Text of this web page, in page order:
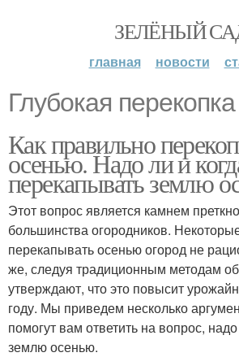
ЗЕЛЁНЫЙ
главная новости
Глубокая перекопка
Как правильно
осенью. Надо ли и
перекапывать землю
Этот вопрос является камнем
большинства огородников.
перекапывать осенью огород не
же, следуя традиционным методам
утверждают, что это повысит
году. Мы приведем несколько
помогут вам ответить на вопрос,
землю осенью.